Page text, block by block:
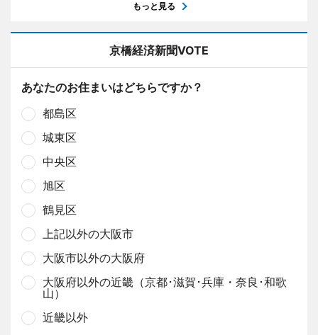
もっと見る
京橋経済新聞VOTE
あなたのお住まいはどちらですか？
都島区
城東区
中央区
旭区
鶴見区
上記以外の大阪市
大阪市以外の大阪府
大阪府以外の近畿（京都･滋賀･兵庫・奈良･和歌
山）
近畿以外